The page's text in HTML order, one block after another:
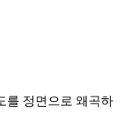
를 정면으로 왜곡하